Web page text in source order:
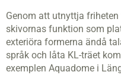
Genom att utnyttja
skivornas funktion som
exteriöra formerna ändå
språk och låta KL-träet
exemplen Aquadome i